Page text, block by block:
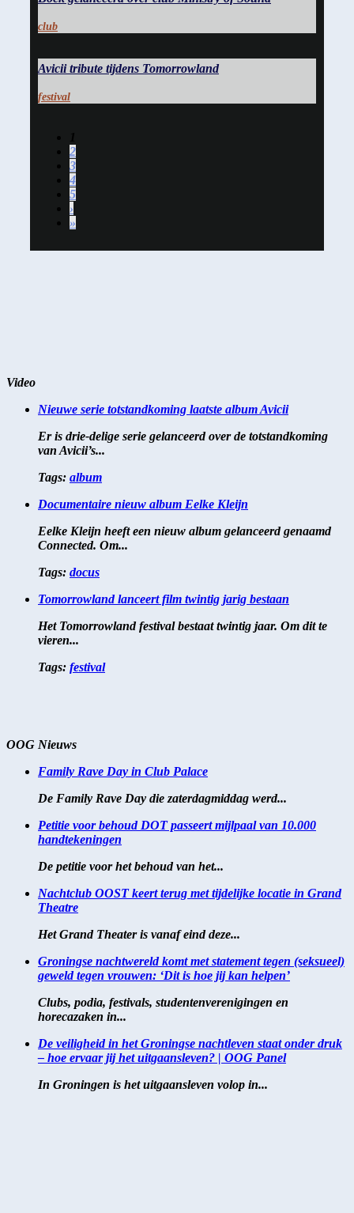
club
Avicii tribute tijdens Tomorrowland
festival
1
2
3
4
5
›
»
Video
Nieuwe serie totstandkoming laatste album Avicii
Er is drie-delige serie gelanceerd over de totstandkoming
van Avicii’s...
Tags: album
Documentaire nieuw album Eelke Kleijn
Eelke Kleijn heeft een nieuw album gelanceerd genaamd
Connected. Om...
Tags: docus
Tomorrowland lanceert film twintig jarig bestaan
Het Tomorrowland festival bestaat twintig jaar. Om dit te
vieren...
Tags: festival
OOG Nieuws
Family Rave Day in Club Palace
De Family Rave Day die zaterdagmiddag werd...
Petitie voor behoud DOT passeert mijlpaal van 10.000
handtekeningen
De petitie voor het behoud van het...
Nachtclub OOST keert terug met tijdelijke locatie in Grand
Theatre
Het Grand Theater is vanaf eind deze...
Groningse nachtwereld komt met statement tegen (seksueel)
geweld tegen vrouwen: ‘Dit is hoe jij kan helpen’
Clubs, podia, festivals, studentenverenigingen en
horecazaken in...
De veiligheid in het Groningse nachtleven staat onder druk
– hoe ervaar jij het uitgaansleven? | OOG Panel
In Groningen is het uitgaansleven volop in...